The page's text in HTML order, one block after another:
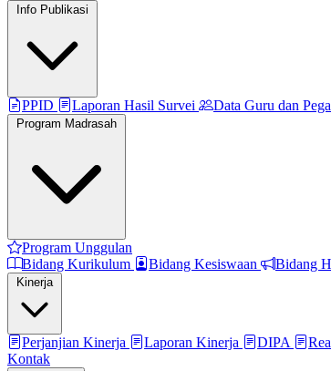
Info Publikasi
PPID Laporan Hasil Survei Data Guru dan
Program Madrasah
Program Unggulan
Bidang Kurikulum
Bidang Kesiswaan Bidang
Kinerja
Perjanjian Kinerja Laporan Kinerja DIPA
Kontak